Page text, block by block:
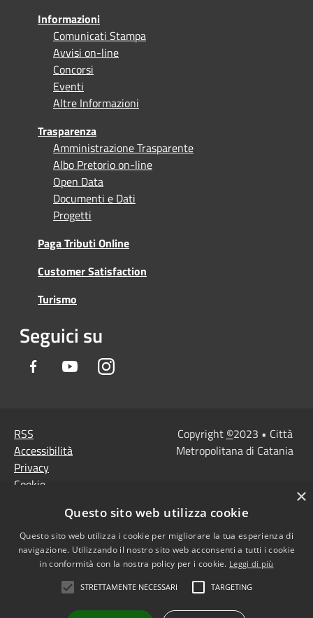
Informazioni
Comunicati Stampa
Avvisi on-line
Concorsi
Eventi
Altre Informazioni
Trasparenza
Amministrazione Trasparente
Albo Pretorio on-line
Open Data
Documenti e Dati
Progetti
Paga Tributi Online
Customer Satisfaction
Turismo
Seguici su
Facebook YoutubeInstagram
RSS
Accessibilità
Privacy
Cookie
Note Legali
Agenzia per l'Italia
digitale
accessibilità
Dichiarazione di
Copyright ©2023 • Città
Metropolitana di Catania
×
Questo sito web utilizza cookie
Questo sito web utilizza i cookie per migliorare la tua esperienza di
navigazione. Utilizzando il nostro sito web acconsenti a tutti i cookie
in conformità con la nostra policy per i cookie. Leggi di più
STRETTAMENTE NECESSARI TARGETING